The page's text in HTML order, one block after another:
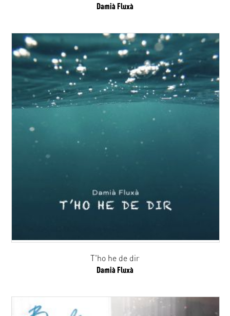
Damià Fluxà
T'ho he de dir
Damià Fluxà